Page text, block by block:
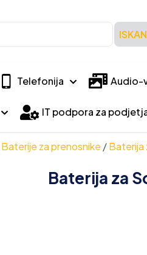
Telefonija Audio-
IT podpora za
Baterije za prenosnike / Baterija
Baterija za